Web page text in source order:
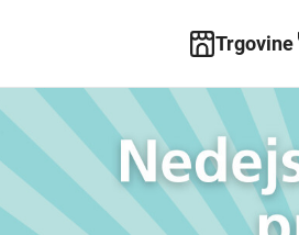
Trgovine